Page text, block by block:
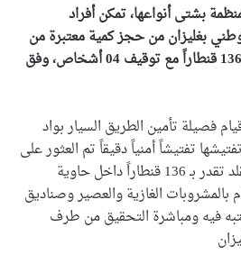
بشتى أنواعها، تمكن أفراد
بغليزان من حجز كمية معتبرة من
مادة الشمة المقلدة قدرت بـ 136 قنطاراً مع توقيف 04 أشخاص، وفق
فصيلة تأمين الطريق السيار بواد
تفتيشاً أمنياً دقيقاً تم العثور على
415 كيس من مادة التبغ المقلد تقدر بـ 136 قنطاراً داخل حاوية
بالمشروبات الغازية والعصير وصناديق
فيه ومباشرة التحقيق من طرف